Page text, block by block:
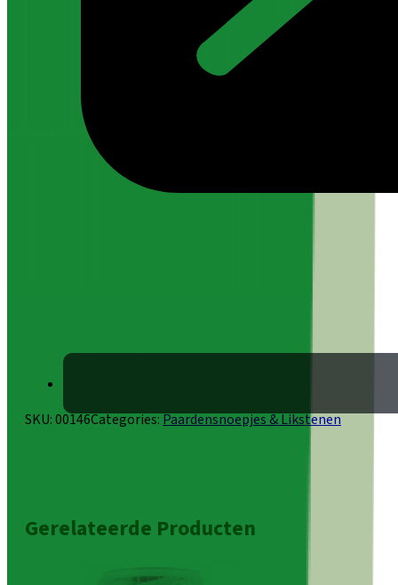
SKU:00146Categories:Paardensnoepjes & Likstenen
Gerelateerde Producten